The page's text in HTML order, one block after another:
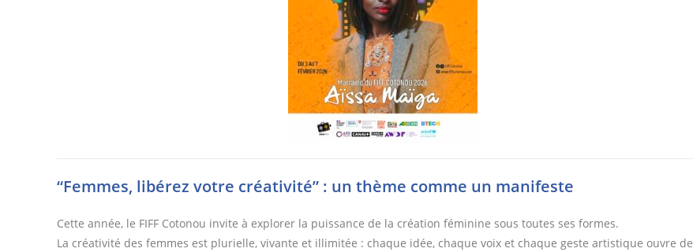
“Femmes, libérez votre créativité” : un thème comme un manifeste
Cette année, le FIFF Cotonou invite à explorer la puissance de la création féminine sous toutes ses formes.
La créativité des femmes est plurielle, vivante et illimitée : chaque idée, chaque voix et chaque geste artistique ouvre de